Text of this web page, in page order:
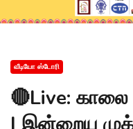
வீடியோ ஸ்டோரி
🔴Live: